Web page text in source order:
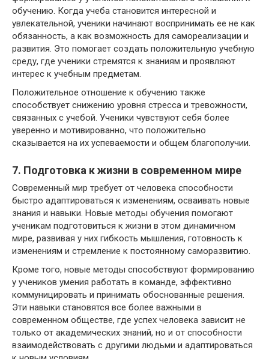
обучению. Когда учеба становится интересной и
увлекательной, ученики начинают воспринимать ее не как
обязанность, а как возможность для самореализации и
развития. Это помогает создать положительную учебную
среду, где ученики стремятся к знаниям и проявляют
интерес к учебным предметам.
Положительное отношение к обучению также
способствует снижению уровня стресса и тревожности,
связанных с учебой. Ученики чувствуют себя более
уверенно и мотивированно, что положительно
сказывается на их успеваемости и общем благополучии.
7. Подготовка к жизни в современном мире
Современный мир требует от человека способности
быстро адаптироваться к изменениям, осваивать новые
знания и навыки. Новые методы обучения помогают
ученикам подготовиться к жизни в этом динамичном
мире, развивая у них гибкость мышления, готовность к
изменениям и стремление к постоянному саморазвитию.
Кроме того, новые методы способствуют формированию
у учеников умения работать в команде, эффективно
коммуницировать и принимать обоснованные решения.
Эти навыки становятся все более важными в
современном обществе, где успех человека зависит не
только от академических знаний, но и от способности
взаимодействовать с другими людьми и адаптироваться